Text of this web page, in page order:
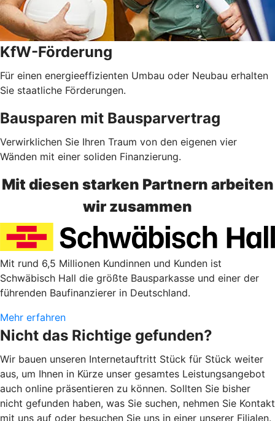
KfW-Förderung
Für einen energieeffizienten Umbau oder Neubau erhalten
Sie staatliche Förderungen.
Bausparen mit Bausparvertrag
Verwirklichen Sie Ihren Traum von den eigenen vier
Wänden mit einer soliden Finanzierung.
Mit diesen starken Partnern arbeiten
wir zusammen
Mit rund 6,5 Millionen Kundinnen und Kunden ist
Schwäbisch Hall die größte Bausparkasse und einer der
führenden Baufinanzierer in Deutschland.
Mehr erfahren
Nicht das Richtige gefunden?
Wir bauen unseren Internetauftritt Stück für Stück weiter
aus, um Ihnen in Kürze unser gesamtes Leistungsangebot
auch online präsentieren zu können. Sollten Sie bisher
nicht gefunden haben, was Sie suchen, nehmen Sie Kontakt
mit uns auf oder besuchen Sie uns in einer unserer Filialen.